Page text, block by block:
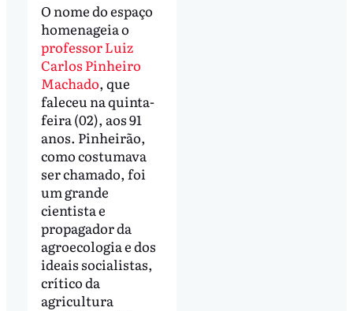
O nome do espaço
homenageia o
professor Luiz
Carlos Pinheiro
Machado, que
faleceu na quinta-
feira (02), aos 91
anos. Pinheirão,
como costumava
ser chamado, foi
um grande
cientista e
propagador da
agroecologia e dos
ideais socialistas,
crítico da
agricultura